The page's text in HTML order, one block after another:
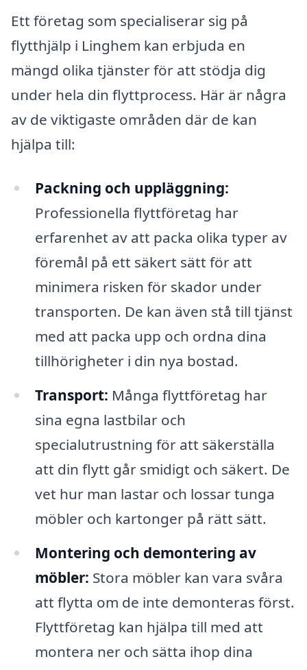
Ett företag som specialiserar sig på
flytthjälp i Linghem kan erbjuda en
mängd olika tjänster för att stödja dig
under hela din flyttprocess. Här är några
av de viktigaste områden där de kan
hjälpa till:
Packning och uppläggning:
Professionella flyttföretag har
erfarenhet av att packa olika typer av
föremål på ett säkert sätt för att
minimera risken för skador under
transporten. De kan även stå till tjänst
med att packa upp och ordna dina
tillhörigheter i din nya bostad.
Transport: Många flyttföretag har
sina egna lastbilar och
specialutrustning för att säkerställa
att din flytt går smidigt och säkert. De
vet hur man lastar och lossar tunga
möbler och kartonger på rätt sätt.
Montering och demontering av
möbler: Stora möbler kan vara svåra
att flytta om de inte demonteras först.
Flyttföretag kan hjälpa till med att
montera ner och sätta ihop dina